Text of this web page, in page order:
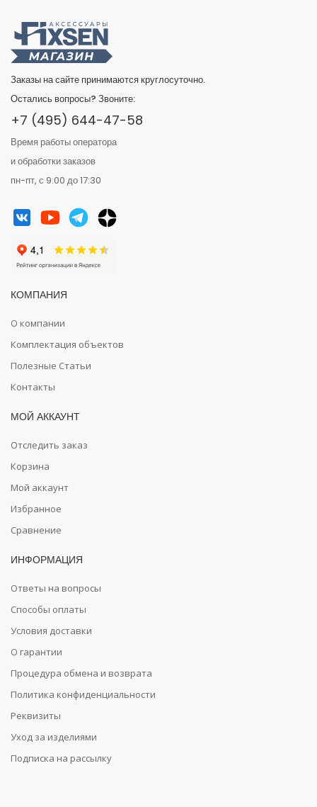
Заказы на сайте принимаются круглосуточно.
Остались вопросы? Звоните:
+7 (495) 644-47-58
Время работы оператора
и обработки заказов
пн-пт, с 9:00 до 17:30
КОМПАНИЯ
О компании
Комплектация объектов
Полезные Статьи
Контакты
МОЙ АККАУНТ
Отследить заказ
Корзина
Мой аккаунт
Избранное
Сравнение
ИНФОРМАЦИЯ
Ответы на вопросы
Способы оплаты
Условия доставки
О гарантии
Процедура обмена и возврата
Политика конфиденциальности
Реквизиты
Уход за изделиями
Подписка на рассылку